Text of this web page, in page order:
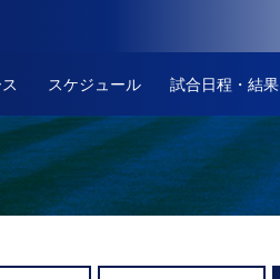
スケジュール 試合日程・結果